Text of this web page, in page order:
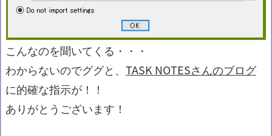
こんなのを聞いてくる・・・
わからないのでググと、 TASK NOTESさんのブログ
に的確な指示が！！
ありがとうございます！